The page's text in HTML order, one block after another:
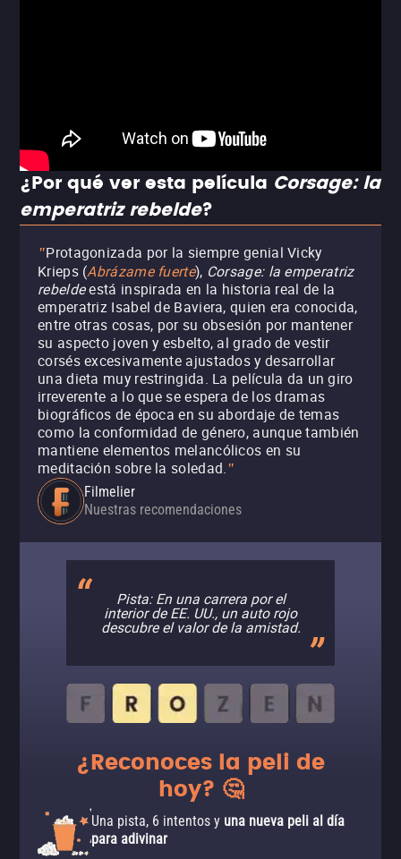
¿Por qué ver esta película Corsage: la
emperatriz rebelde?
"Protagonizada por la siempre genial Vicky
Krieps (Abrázame fuerte), Corsage: la emperatriz
rebeldeestá inspirada en la historia real de la
emperatriz Isabel de Baviera, quien era conocida,
entre otras cosas, por su obsesión por mantener
su aspecto joven y esbelto, al grado de vestir
corsés excesivamente ajustados y desarrollar
una dieta muy restringida. La película da un giro
irreverente a lo que se espera de los dramas
biográficos de época en su abordaje de temas
como la conformidad de género, aunque también
mantiene elementos melancólicos en su
meditación sobre la soledad."
Filmelier
Nuestras recomendaciones
Pista: En una carrera por el
interior de EE. UU., un auto rojo
descubre el valor de la amistad.
¿Reconoces la peli de
hoy? 🤔
Una pista, 6 intentos y una nueva peli al día
para adivinar